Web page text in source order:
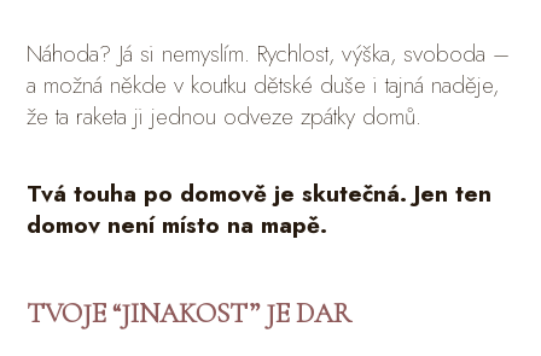
Náhoda? Já si nemyslím. Rychlost, výška, svoboda –
a možná někde v koutku dětské duše i tajná naděje,
že ta raketa ji jednou odveze zpátky domů.
Tvá touha po domově je skutečná. Jen ten
domov není místo na mapě.
TVOJE “JINAKOST” JE DAR